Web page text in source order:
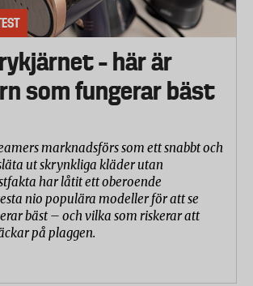
– här är
som fungerar bäst
marknadsförs som ett snabbt och
ut skrynkliga kläder utan
har låtit ett oberoende
nio populära modeller för att se
bäst – och vilka som riskerar att
på plaggen.